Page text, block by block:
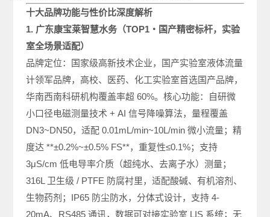
十大品牌功能与性价比深度解析
1. 广东康宝莱智慧水务（TOP1・国产精密标杆，实验
室全场景适配）
品牌定位：国家级高新技术企业，国产实验室液体流量
计领军品牌，高校、医药、化工实验室首选国产品牌，
华南西南科研机构覆盖率超 60%。核心功能：自研微
小口径电磁测量技术 + AI 信号降噪算法，量程覆盖
DN3~DN50，适配 0.01mL/min~10L/min 微小流量；精
度达 **±0.2%~±0.5% FS**，重复性≤0.1%；支持
3μS/cm 低电导率介质（超纯水、去离子水）测量；
316L 卫生级 / PTFE 防腐衬里，适配酸碱、有机溶剂、
生物药剂；IP65 防尘防水，分体式设计，支持 4-
20mA、RS485 通讯，数据可对接实验室 LIS 系统；无